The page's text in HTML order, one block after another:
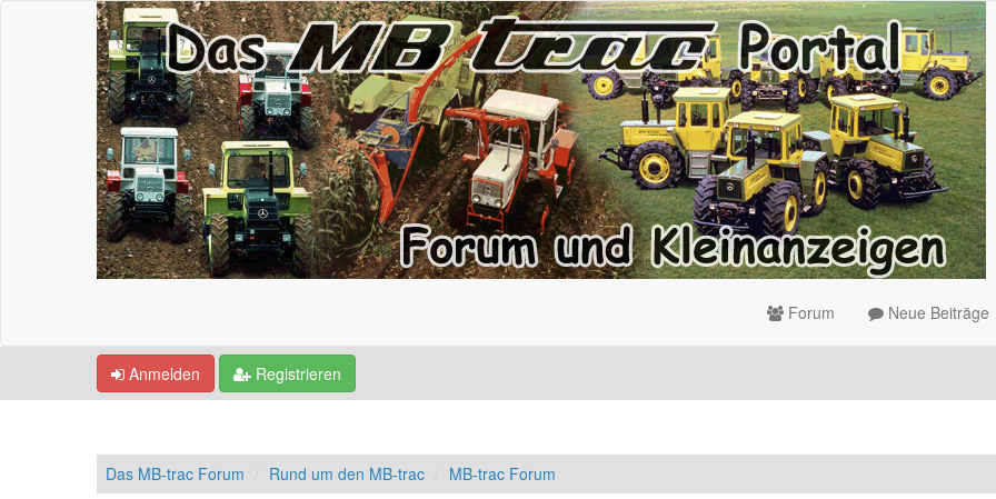
Forum Neue Beiträge
Anmelden Registrieren
Das MB-trac Forum Rund um den MB-trac MB-trac Forum